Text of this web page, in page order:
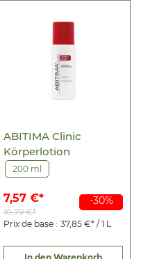
-30%
ABITIMA Clinic
Körperlotion
200 ml
7,57 €*
10,79 €*
Prix de base : 37,85 €* / 1 L